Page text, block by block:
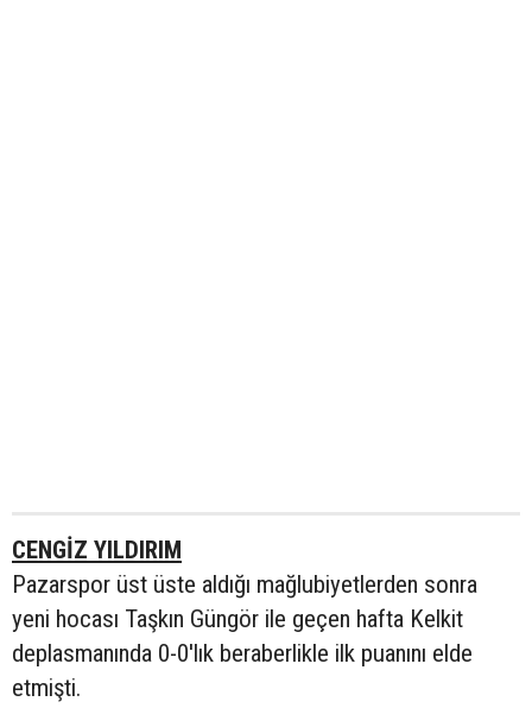
CENGİZ YILDIRIM
Pazarspor üst üste aldığı mağlubiyetlerden sonra
yeni hocası Taşkın Güngör ile geçen hafta Kelkit
deplasmanında 0-0'lık beraberlikle ilk puanını elde
etmişti.